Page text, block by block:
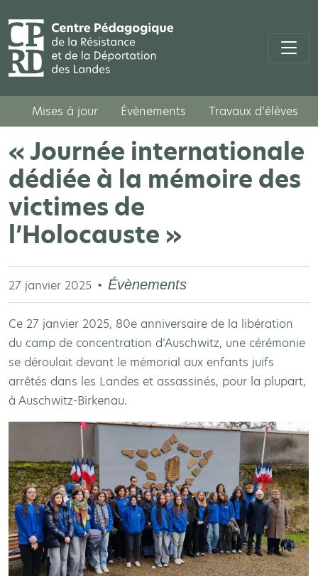
Mises à jour Évènements Travaux d’élèves
« Journée internationale
dédiée à la mémoire des
victimes de
l’Holocauste »
27 janvier 2025 Évènements
Ce 27 janvier 2025, 80e anniversaire de la libération
du camp de concentration d’Auschwitz, une cérémonie
se déroulait devant le mémorial aux enfants juifs
arrêtés dans les Landes et assassinés, pour la plupart,
à Auschwitz-Birkenau.